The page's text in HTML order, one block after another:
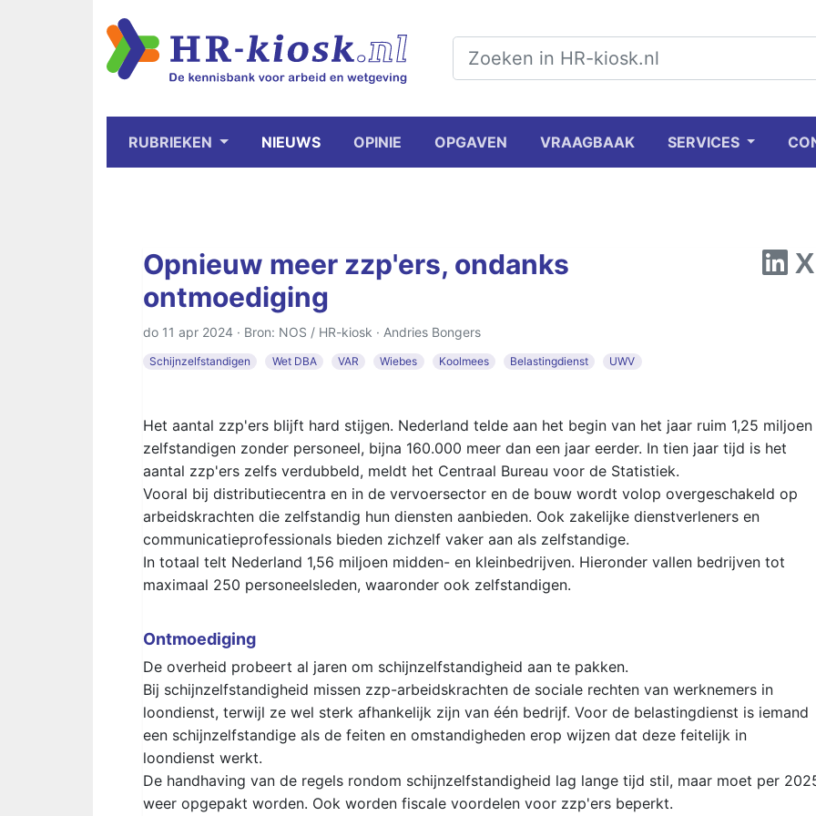
RUBRIEKEN NIEUWS OPINIE OPGAVEN VRAAGBAAK SERVICES
Opnieuw meer zzp'ers, ondanks
ontmoediging
do 11 apr 2024 · Bron: NOS / HR-kiosk · Andries Bongers
Schijnzelfstandigen Wet DBA VAR Wiebes Koolmees Belastingdienst UWV
Het aantal zzp'ers blijft hard stijgen. Nederland telde aan het begin van het jaar ruim 1,25 miljoen
zelfstandigen zonder personeel, bijna 160.000 meer dan een jaar eerder. In tien jaar tijd is het
aantal zzp'ers zelfs verdubbeld, meldt het Centraal Bureau voor de Statistiek.
Vooral bij distributiecentra en in de vervoersector en de bouw wordt volop overgeschakeld op
arbeidskrachten die zelfstandig hun diensten aanbieden. Ook zakelijke dienstverleners en
communicatieprofessionals bieden zichzelf vaker aan als zelfstandige.
In totaal telt Nederland 1,56 miljoen midden- en kleinbedrijven. Hieronder vallen bedrijven tot
maximaal 250 personeelsleden, waaronder ook zelfstandigen.
Ontmoediging
De overheid probeert al jaren om schijnzelfstandigheid aan te pakken.
Bij schijnzelfstandigheid missen zzp-arbeidskrachten de sociale rechten van werknemers in
loondienst, terwijl ze wel sterk afhankelijk zijn van één bedrijf. Voor de belastingdienst is iemand
een schijnzelfstandige als de feiten en omstandigheden erop wijzen dat deze feitelijk in
loondienst werkt.
De handhaving van de regels rondom schijnzelfstandigheid lag lange tijd stil, maar moet per
weer opgepakt worden. Ook worden fiscale voordelen voor zzp'ers beperkt.